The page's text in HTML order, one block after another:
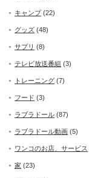
キャンプ(22)
グッズ (48)
サプリ (8)
テレビ放送番組 (3)
トレーニング (7)
フード (3)
ラブラドール (87)
ラブラドール動画 (5)
ワンコのお店、サービス
家 (23)